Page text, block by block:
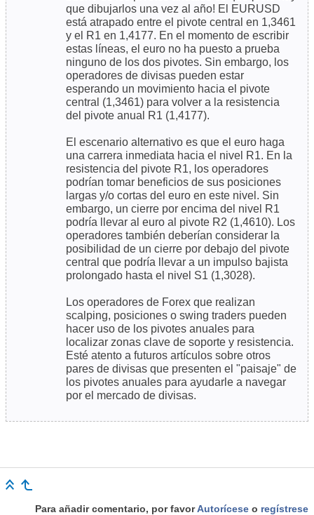
que dibujarlos una vez al año! El EURUSD
está atrapado entre el pivote central en 1,3461
y el R1 en 1,4177. En el momento de escribir
estas líneas, el euro no ha puesto a prueba
ninguno de los dos pivotes. Sin embargo, los
operadores de divisas pueden estar
esperando un movimiento hacia el pivote
central (1,3461) para volver a la resistencia
del pivote anual R1 (1,4177).
El escenario alternativo es que el euro haga
una carrera inmediata hacia el nivel R1. En la
resistencia del pivote R1, los operadores
podrían tomar beneficios de sus posiciones
largas y/o cortas del euro en este nivel. Sin
embargo, un cierre por encima del nivel R1
podría llevar al euro al pivote R2 (1,4610). Los
operadores también deberían considerar la
posibilidad de un cierre por debajo del pivote
central que podría llevar a un impulso bajista
prolongado hasta el nivel S1 (1,3028).
Los operadores de Forex que realizan
scalping, posiciones o swing traders pueden
hacer uso de los pivotes anuales para
localizar zonas clave de soporte y resistencia.
Esté atento a futuros artículos sobre otros
pares de divisas que presenten el "paisaje" de
los pivotes anuales para ayudarle a navegar
por el mercado de divisas.
Para añadir comentario, por favorAutorícese o regístrese